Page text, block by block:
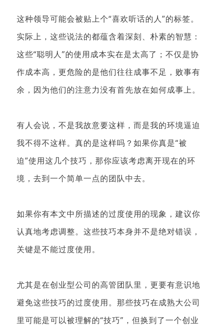
这种领导可能会被贴上个“喜欢听话的人”的标签。
实际上，这些说法的都蕴含着深刻、朴素的智慧：
这些“聪明人”的使用成本实在是太高了；不仅是协
作成本高，更危险的是他们往往成事不足，败事有
余，因为他们的注意力没有首先放在如何成事上。
有人会说，不是我故意要这样，而是我的环境逼迫
我不得不这样。真的是这样吗？如果你真是“被
迫”使用这几个技巧，那你应该考虑离开现在的环
境，去到一个简单一点的团队中去。
如果你有本文中所描述的过度使用的现象，建议你
认真地考虑调整。这些技巧本身并不是绝对错误，
关键是不能过度使用。
尤其是在创业型公司的高管团队里，更要有意识地
避免这些技巧的过度使用。那些技巧在成熟大公司
里可能是可以被理解的“技巧”，但换到了一个创业